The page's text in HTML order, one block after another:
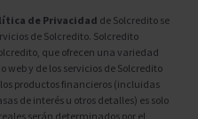
de Privacidad de Solcredito se
de Solcredito. Solcredito
que ofrecen una variedad
web y de los servicios de Solcredito
productos financieros (incluidas
de interés u otros detalles) es solo
serán determinados por el